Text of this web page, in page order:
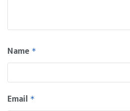
Name *
Email *